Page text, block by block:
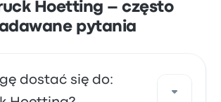
Hoetting – często
pytania
dostać się do: